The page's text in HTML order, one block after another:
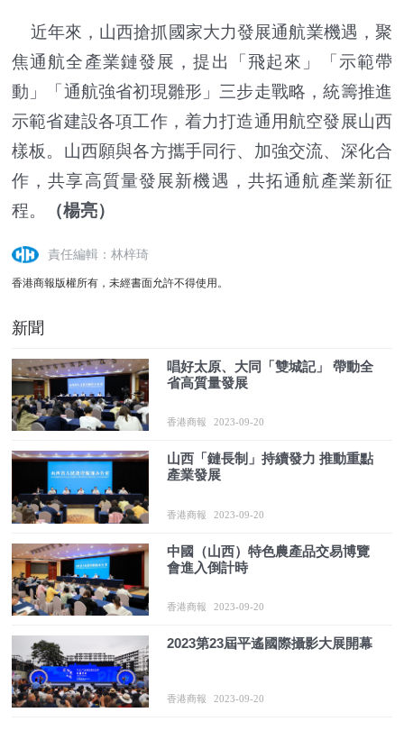
近年來，山西搶抓國家大力發展通航業機遇，聚
焦通航全產業鏈發展，提出「飛起來」「示範帶
動」「通航強省初現雛形」三步走戰略，統籌推進
示範省建設各項工作，着力打造通用航空發展山西
樣板。山西願與各方攜手同行、加強交流、深化合
作，共享高質量發展新機遇，共拓通航產業新征
程。
（楊亮）
責任編輯：林梓琦
香港商報版權所有，未經書面允許不得使用。
新聞
唱好太原、大同「雙城記」 帶動全
省高質量發展
香港商報 2023-09-20
山西「鏈長制」持續發力 推動重點
產業發展
香港商報 2023-09-20
中國（山西）特色農產品交易博覽
會進入倒計時
香港商報 2023-09-20
2023第23屆平遙國際攝影大展開幕
香港商報 2023-09-20